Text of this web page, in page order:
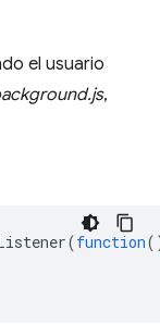
el usuario
,
(function